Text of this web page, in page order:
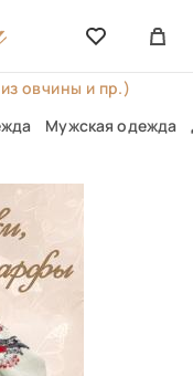
овчины и пр.)
Мужская одежда